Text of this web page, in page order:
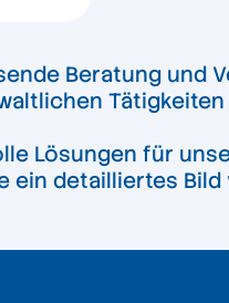
Beratung
Lösungen für
ein detailliertes